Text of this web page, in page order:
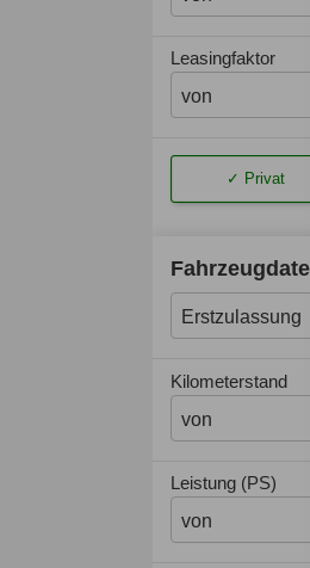
Leasingfaktor
Privat
Kilometerstand
Leistung (PS)